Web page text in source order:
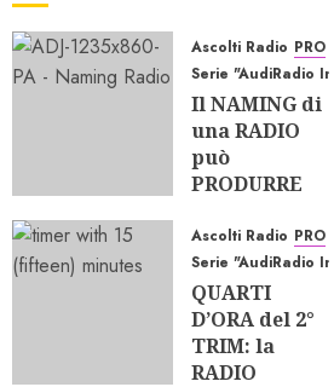
Ascolti Radio PRO
Serie "AudiRadio
Il NAMING di
una RADIO
può
PRODURRE
07/08/2026
0
84
Ascolti Radio PRO
Serie "AudiRadio
QUARTI
D’ORA del 2°
TRIM: la
RADIO